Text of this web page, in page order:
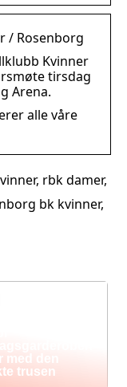
/ Rosenborg
Kvinner
tirsdag
Arena.
alle våre
rbk damer,
bk kvinner,
med den
trusen